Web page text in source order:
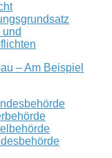
und
– Am Beispiel